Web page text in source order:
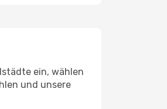
ein, wählen
und unsere